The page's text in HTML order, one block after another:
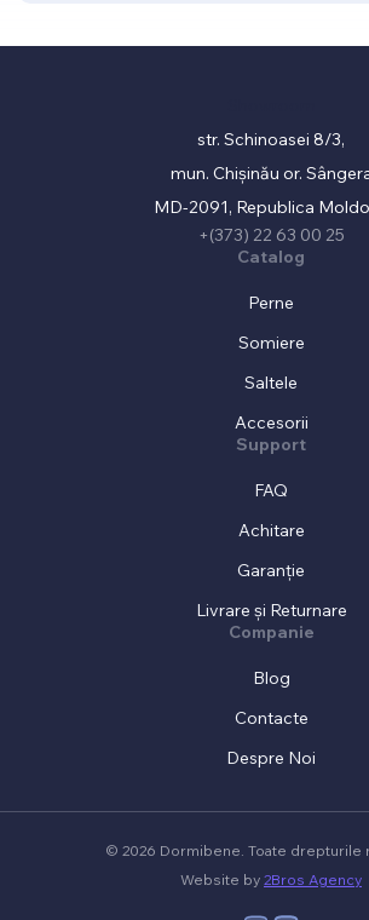
str. Schinoasei 8/3,
mun. Chișinău or.
MD-2091, Republica
+(373) 22 63 00 25
Catalog
Perne
Somiere
Saltele
Accesorii
Support
FAQ
Achitare
Garanție
Livrare și Returnare
Companie
Blog
Contacte
Despre Noi
© 2026 Dormibene. Toate drepturile
Website by 2Bros Agency